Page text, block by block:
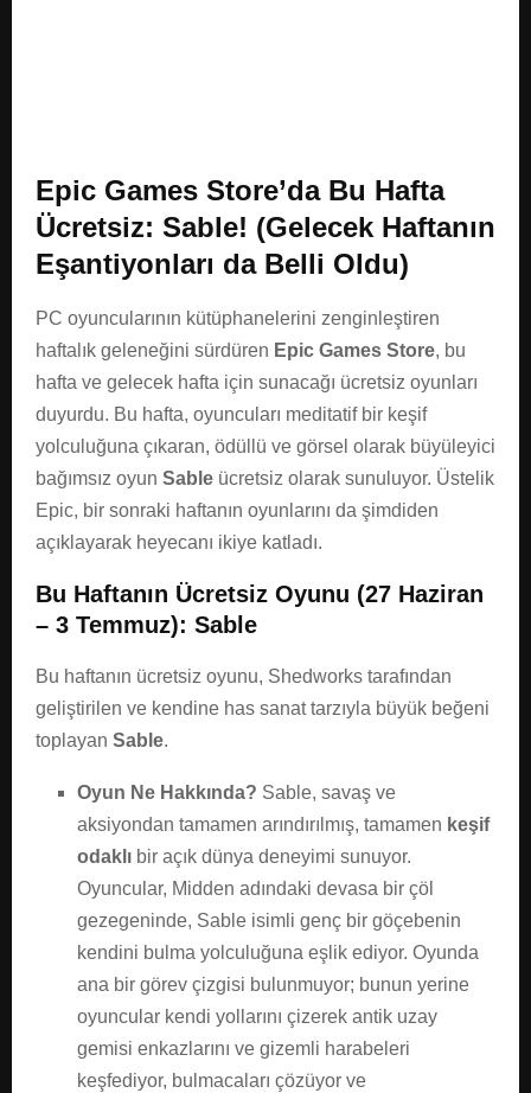
Epic Games Store’da Bu Hafta
Ücretsiz: Sable! (Gelecek Haftanın
Eşantiyonları da Belli Oldu)
PC oyuncularının kütüphanelerini zenginleştiren
haftalık geleneğini sürdüren Epic Games Store, bu
hafta ve gelecek hafta için sunacağı ücretsiz oyunları
duyurdu. Bu hafta, oyuncuları meditatif bir keşif
yolculuğuna çıkaran, ödüllü ve görsel olarak büyüleyici
bağımsız oyun Sable ücretsiz olarak sunuluyor. Üstelik
Epic, bir sonraki haftanın oyunlarını da şimdiden
açıklayarak heyecanı ikiye katladı.
Bu Haftanın Ücretsiz Oyunu (27 Haziran
– 3 Temmuz): Sable
Bu haftanın ücretsiz oyunu, Shedworks tarafından
geliştirilen ve kendine has sanat tarzıyla büyük beğeni
toplayan Sable.
Oyun Ne Hakkında? Sable, savaş ve
aksiyondan tamamen arındırılmış, tamamen keşif
odaklı bir açık dünya deneyimi sunuyor.
Oyuncular, Midden adındaki devasa bir çöl
gezegeninde, Sable isimli genç bir göçebenin
kendini bulma yolculuğuna eşlik ediyor. Oyunda
ana bir görev çizgisi bulunmuyor; bunun yerine
oyuncular kendi yollarını çizerek antik uzay
gemisi enkazlarını ve gizemli harabeleri
keşfediyor, bulmacaları çözüyor ve